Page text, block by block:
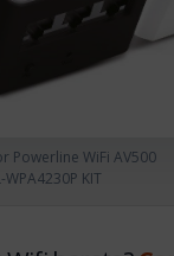
Powerline WiFi AV500
WPA4230P KIT